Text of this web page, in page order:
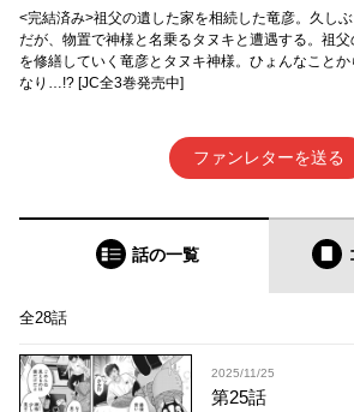
<完結済み>祖父の遺した家を相続した竜彦。久し
だが、物置で神様と名乗るタヌキと遭遇する。祖
を修繕していく竜彦とタヌキ神様。ひょんなこと
なり…!? [JC全3巻発売中]
ファンレターを送る
話の一覧
全28話
2025/11/25
第25話